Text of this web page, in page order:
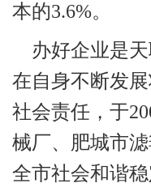
本的3.6%。
办好企业是天
在自身不断发
社会责任，于
械厂、肥城市
全市社会和谐